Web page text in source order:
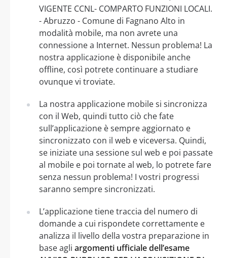
VIGENTE CCNL- COMPARTO FUNZIONI LOCALI.
- Abruzzo - Comune di Fagnano Alto in
modalità mobile, ma non avrete una
connessione a Internet. Nessun problema! La
nostra applicazione è disponibile anche
offline, così potrete continuare a studiare
ovunque vi troviate.
La nostra applicazione mobile si sincronizza
con il Web, quindi tutto ciò che fate
sull’applicazione è sempre aggiornato e
sincronizzato con il web e viceversa. Quindi,
se iniziate una sessione sul web e poi passate
al mobile e poi tornate al web, lo potrete fare
senza nessun problema! I vostri progressi
saranno sempre sincronizzati.
L’applicazione tiene traccia del numero di
domande a cui rispondete correttamente e
analizza il livello della vostra preparazione in
base agli argomenti ufficiale dell’esame